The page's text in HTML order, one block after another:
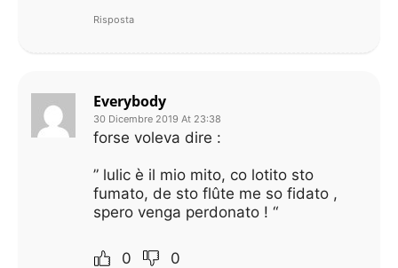
Risposta
Everybody
30 Dicembre 2019 At 23:38
forse voleva dire :
” lulic è il mio mito, co lotito sto
fumato, de sto flûte me so fidato ,
spero venga perdonato ! “
0 0